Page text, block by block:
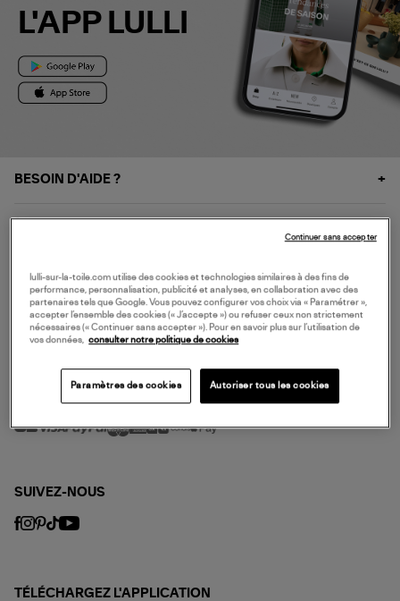
L'APP LULLI
BESOIN D'AIDE ?
NOS SERVICES
SERVICE CLIENT
MODE DE PAIEMENT
SUIVEZ-NOUS
TÉLÉCHARGEZ L'APPLICATION
lulli-sur-la-toile.com utilise des cookies et technologies similaires à des fins de
performance, personnalisation, publicité et analyses, en collaboration avec des
partenaires tels que Google. Vous pouvez configurer vos choix via « Paramétrer »,
accepter l’ensemble des cookies (« J’accepte ») ou refuser ceux non strictement
nécessaires (« Continuer sans accepter »). Pour en savoir plus sur l’utilisation de
vos données,
consulter notre politique de cookies
Paramètres des cookies Autoriser tous les cookies
Continuer sans accepter